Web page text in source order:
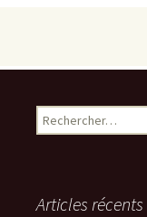
Rechercher :
Articles récents